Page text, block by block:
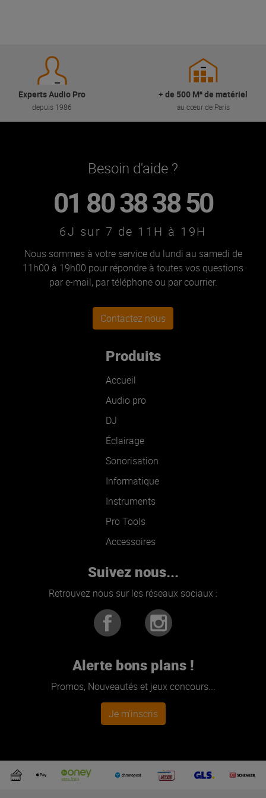
Experts Audio Pro
depuis 1986
+ de 500 M² de matériel
au cœur de Paris
Besoin d'aide ?
01 80 38 38 50
6J sur 7 de 11H à 19H
Nous sommes à votre service du lundi au samedi de
11h00 à 19h00 pour répondre à toutes vos questions
par e-mail, par téléphone ou par courrier.
Contactez nous
Produits
Accueil
Audio pro
DJ
Éclairage
Sonorisation
Informatique
Instruments
Pro Tools
Accessoires
Suivez nous...
Retrouvez nous sur les réseaux sociaux :
Alerte bons plans !
Promos, Nouveautés et jeux concours...
Je m'inscris